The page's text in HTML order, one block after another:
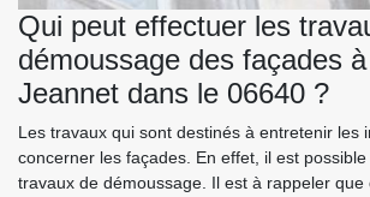
Qui peut effectuer les
démoussage des façades
Jeannet dans le 06640 ?
Les travaux qui sont destinés à entretenir les
concerner les façades. En effet, il est
travaux de démoussage. Il est à rappeler que